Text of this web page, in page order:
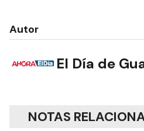
Autor
El Día de
NOTAS